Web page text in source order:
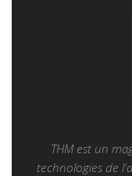
THM est un
technologies de